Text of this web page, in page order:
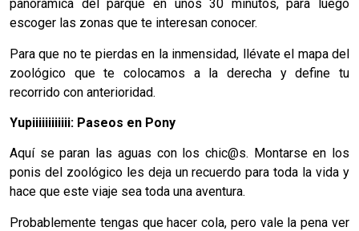
panorámica del parque en unos 30 minutos, para luego
escoger las zonas que te interesan conocer.
Para que no te pierdas en la inmensidad, llévate el mapa del
zoológico que te colocamos a la derecha y define tu
recorrido con anterioridad.
Yupiiiiiiiiiiii: Paseos en Pony
Aquí se paran las aguas con los chic@s. Montarse en los
ponis del zoológico les deja un recuerdo para toda la vida y
hace que este viaje sea toda una aventura.
Probablemente tengas que hacer cola, pero vale la pena ver